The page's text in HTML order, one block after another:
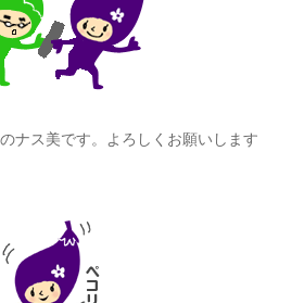
ナス美です。よろしくお願いします